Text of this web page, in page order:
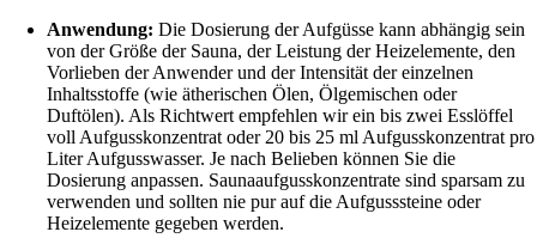
Anwendung: Die Dosierung der Aufgüsse kann abhängig sein
von der Größe der Sauna, der Leistung der Heizelemente, den
Vorlieben der Anwender und der Intensität der einzelnen
Inhaltsstoffe (wie ätherischen Ölen, Ölgemischen oder
Duftölen). Als Richtwert empfehlen wir ein bis zwei Esslöffel
voll Aufgusskonzentrat oder 20 bis 25 ml Aufgusskonzentrat pro
Liter Aufgusswasser. Je nach Belieben können Sie die
Dosierung anpassen. Saunaaufgusskonzentrate sind sparsam zu
verwenden und sollten nie pur auf die Aufgusssteine oder
Heizelemente gegeben werden.